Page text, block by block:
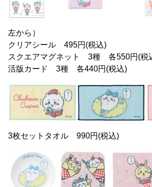
左から）
クリアシール 495円(税込)
スクエアマグネット 3種 各550円(税
活版カード 3種 各440円(税込)
3枚セットタオル 990円(税込)